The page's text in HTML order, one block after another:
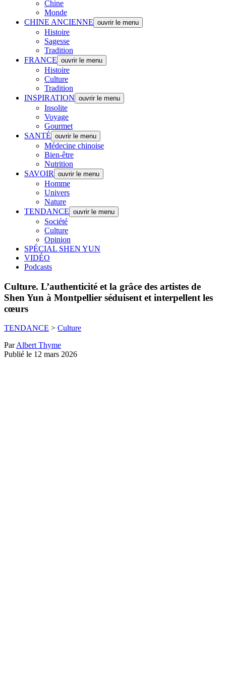
Chine
Monde
CHINE ANCIENNE ouvrir le menu
Histoire
Sagesse
Tradition
FRANCE ouvrir le menu
Histoire
Culture
Tradition
INSPIRATION ouvrir le menu
Insolite
Voyage
Gourmet
SANTÉ ouvrir le menu
Médecine chinoise
Bien-être
Nutrition
SAVOIR
ouvrir le menu
Homme
Univers
Nature
TENDANCE ouvrir le menu
Société
Culture
Opinion
SPÉCIAL SHEN YUN
VIDÉO
Podcasts
Culture. L’authenticité et la grâce des artistes de
Shen Yun à Montpellier séduisent et interpellent les
cœurs
TENDANCE > Culture
ParAlbert Thyme
Publié le 12 mars 2026